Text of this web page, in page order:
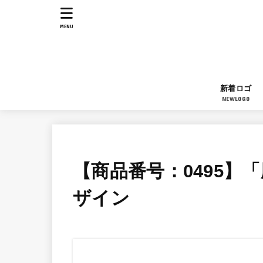
新着ロゴ
NEWLOGO
MENU
【商品番号：0495】
ザイン